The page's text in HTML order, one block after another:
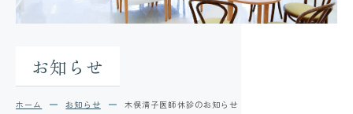
お知らせ
ホーム お知らせ 木俣清子医師休診のお知らせ